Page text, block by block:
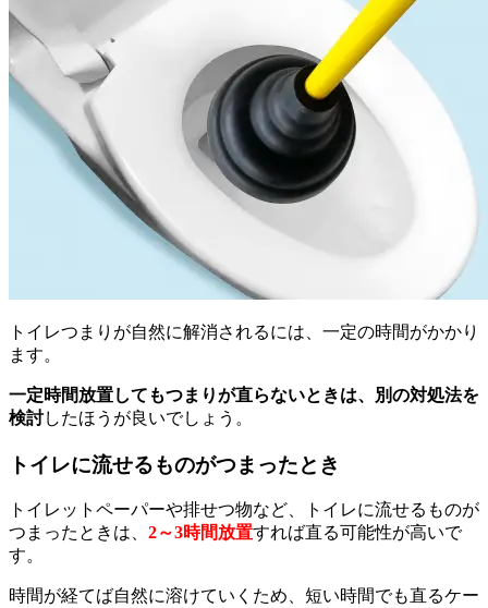
トイレつまりが自然に解消されるには、一定の時間がかかり
ます。
一定時間放置してもつまりが直らないときは、別の対処法を
検討したほうが良いでしょう。
トイレに流せるものがつまったとき
トイレットペーパーや排せつ物など、トイレに流せるものが
つまったときは、 2～3時間放置すれば直る可能性が高いで
す。
時間が経てば自然に溶けていくため、短い時間でも直るケー